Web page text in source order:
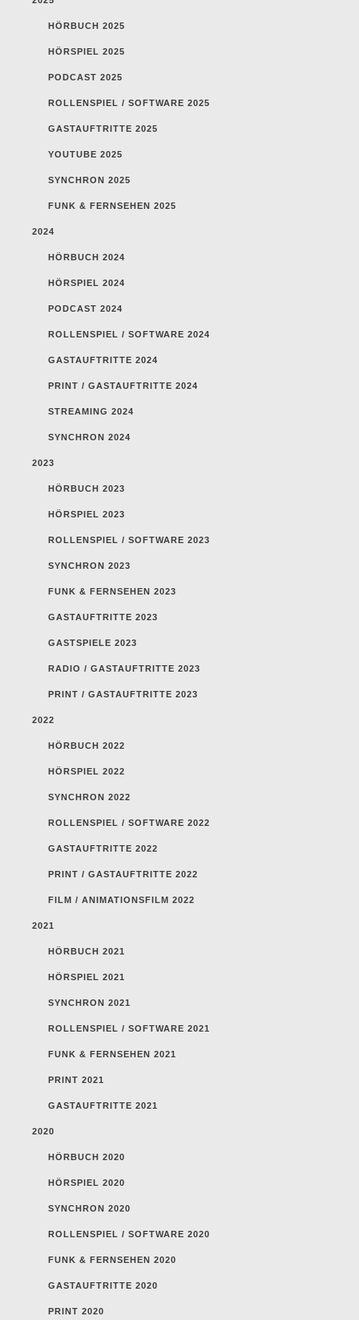
HÖRBUCH 2025
HÖRSPIEL 2025
PODCAST 2025
ROLLENSPIEL / SOFTWARE 2025
GASTAUFTRITTE 2025
YOUTUBE 2025
SYNCHRON 2025
FUNK & FERNSEHEN 2025
2024
HÖRBUCH 2024
HÖRSPIEL 2024
PODCAST 2024
ROLLENSPIEL / SOFTWARE 2024
GASTAUFTRITTE 2024
PRINT / GASTAUFTRITTE 2024
STREAMING 2024
SYNCHRON 2024
2023
HÖRBUCH 2023
HÖRSPIEL 2023
ROLLENSPIEL / SOFTWARE 2023
SYNCHRON 2023
FUNK & FERNSEHEN 2023
GASTAUFTRITTE 2023
GASTSPIELE 2023
RADIO / GASTAUFTRITTE 2023
PRINT / GASTAUFTRITTE 2023
2022
HÖRBUCH 2022
HÖRSPIEL 2022
SYNCHRON 2022
ROLLENSPIEL / SOFTWARE 2022
GASTAUFTRITTE 2022
PRINT / GASTAUFTRITTE 2022
FILM / ANIMATIONSFILM 2022
2021
HÖRBUCH 2021
HÖRSPIEL 2021
SYNCHRON 2021
ROLLENSPIEL / SOFTWARE 2021
FUNK & FERNSEHEN 2021
PRINT 2021
GASTAUFTRITTE 2021
2020
HÖRBUCH 2020
HÖRSPIEL 2020
SYNCHRON 2020
ROLLENSPIEL / SOFTWARE 2020
FUNK & FERNSEHEN 2020
GASTAUFTRITTE 2020
PRINT 2020